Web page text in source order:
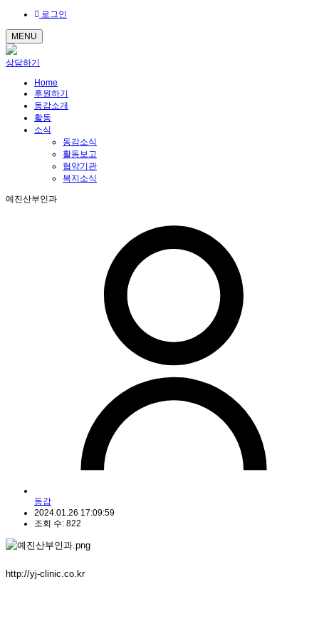
로그인
MENU
상담하기
Home
후원하기
동감소개
활동
소식
동감소식
활동보고
협약기관
복지소식
예진산부인과
동감
2024.01.26 17:09:59
조회 수: 822
http://yj-clinic.co.kr